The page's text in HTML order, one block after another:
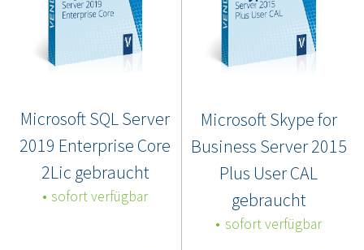
Microsoft SQL Server
2019 Enterprise Core
2Lic gebraucht
sofort verfügbar
Microsoft Skype for
Business Server 2015
Plus User CAL
gebraucht
sofort verfügbar